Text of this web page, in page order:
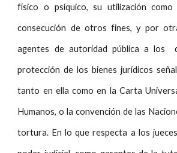
físico o psíquico, su utilización
consecución de otros fines, y por
agentes de autoridad pública a los
protección de los bienes jurídicos
tanto en ella como en la Carta
Humanos, o la convención de las
tortura. En lo que respecta a los